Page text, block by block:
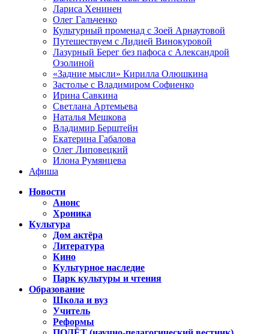
Лариса Хенинен
Олег Гальченко
Культурный променад с Зоей Арнаутовой
Путешествуем с Лидией Винокуровой
Лазурный Берег без пафоса с Александрой
Озолиной
«Задние мысли» Кирилла Олюшкина
Застолье с Владимиром Софиенко
Ирина Савкина
Светлана Артемьева
Наталья Мешкова
Владимир Берштейн
Екатерина Габалова
Олег Липовецкий
Илона Румянцева
Афиша
Новости
Анонс
Хроника
Культура
Дом актёра
Литература
Кино
Культурное наследие
Парк культуры и чтения
Образование
Школа и вуз
Учитель
Реформы